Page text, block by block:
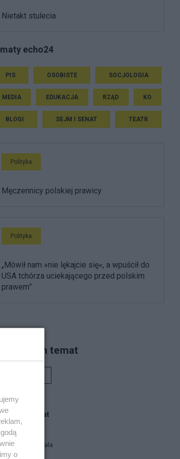
Nietakt stulecia
echo24
PIS OSOBISTE SOCJOLOGIA
MEDIA EDUKACJA RZĄD KO
BLOGI SEJM I SENAT TEATR
Polityka
Męczennicy polskiej prawicy
Polityka
„Mówił nam »nie lękajcie się«, a wpuścił do
USA tchórza uciekającego przed polskim
prawem”
na ten temat
na ten temat
Siukum Balala
o